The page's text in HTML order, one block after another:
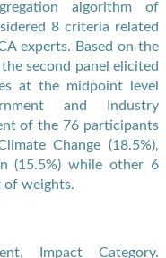
algorithm of
8 criteria related
experts. Based on the
second panel elicited
at the midpoint level
and Industry
of the 76 participants
Change (18.5%),
(15.5%) while other 6
of weights.
Impact Category.